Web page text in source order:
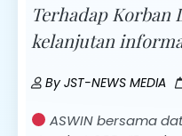
Terhadap Korban
kelanjutan
ByJST-NEWS MEDIA
ASWIN bersama